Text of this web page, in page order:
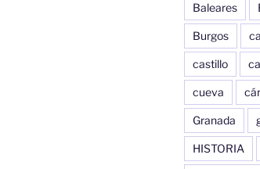
Baleares
Burgos
castillo
cueva
Granada
HISTORIA